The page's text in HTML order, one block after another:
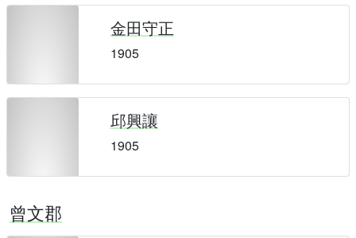
金田守正
1905
邱興讓
1905
曾文郡